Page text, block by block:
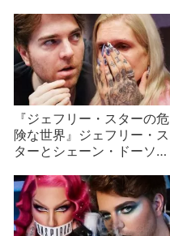
『ジェフリー・スターの危
険な世界』ジェフリー・ス
ターとシェーン・ドーソン